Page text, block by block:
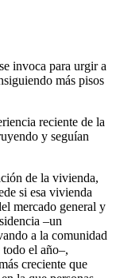
invoca para urgir a
más pisos
reciente de la
y seguían
de la vivienda,
si esa vivienda
mercado general y
–un
a la comunidad
todo el año–,
creciente que